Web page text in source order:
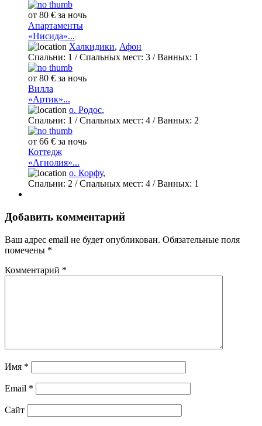
от 80 € за ночь
Апартаменты
«Нисида»...
Халкидики, Афон
Спальни: 1 / Спальных мест: 3 /Ванных: 1
от 80 € за ночь
Вилла
«Артик»...
о. Родос,
Спальни: 1 / Спальных мест: 4 /Ванных: 2
от 66 € за ночь
Коттедж
«Агнолия»...
о. Корфу,
Спальни: 2 / Спальных мест: 4 /Ванных: 1
Добавить комментарий
Ваш адрес email не будет опубликован. Обязательные поля
помечены *
Комментарий *
Имя *
Email *
Сайт